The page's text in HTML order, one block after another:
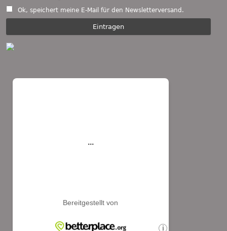
Ok, speichert meine E-Mail für den Newsletterversand.